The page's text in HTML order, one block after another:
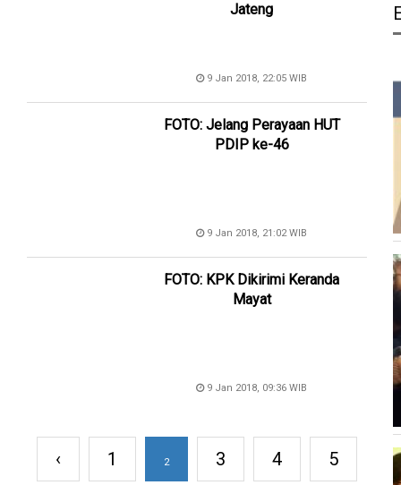
Jateng
9 Jan 2018, 22:05 WIB
FOTO: Jelang Perayaan HUT
PDIP ke-46
9 Jan 2018, 21:02 WIB
FOTO: KPK Dikirimi Keranda
Mayat
9 Jan 2018, 09:36 WIB
‹ 1 2 3 4 5